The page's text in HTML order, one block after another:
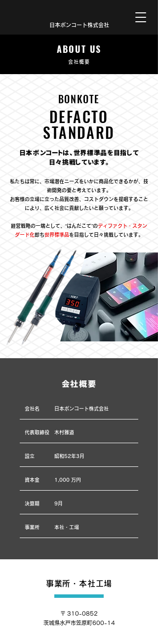
日本ボンコート株式会社
ABOUT US
会社概要
BONKOTE
DEFACTO
STANDARD
日本ボンコートは、世界標準品を目指して
日々挑戦しています。
私たちは常に、市場潜在ニーズをいかに商品化できるかが、技
術開発の要と考えています。
お客様の立場に立った品質改善、コストダウンを提唱すること
により、広く社会に貢献したいと願っています。
経営戦略の一端として、“はんだこて”のディファクト・スタン
ダード化 即ち世界標準品を目指して日々挑戦しています。
会社概要
会社名 日本ボンコート株式会社
代表取締役 木村雅道
設立 昭和52年3月
資本金 1,000 万円
決算期 9月
事業所 本社・工場
事業所・本社工場
〒 310-0852
茨城県水戸市笠原町600-14